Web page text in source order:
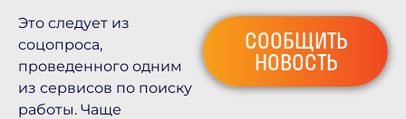
Это следует из
соцопроса,
проведенного одним
из сервисов по поиску
работы. Чаще
СООБЩИТЬ
НОВОСТЬ